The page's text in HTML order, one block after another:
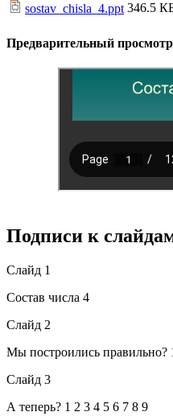
sostav_chisla_4.ppt 346.5
Предварительный
Подписи к
Слайд 1
Состав числа 4
Слайд 2
Мы построились правильно?
Слайд 3
А теперь? 1 2 3 4 5 6 7 8 9